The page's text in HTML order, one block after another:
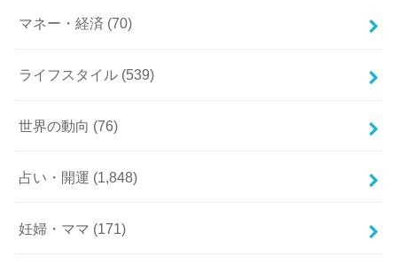
マネー・経済 (70)
ライフスタイル (539)
世界の動向 (76)
占い・開運 (1,848)
妊婦・ママ (171)